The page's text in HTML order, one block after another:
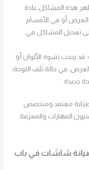
هذه المشاكل عادة
أو في الأقسام
إلى تعديل المشاكل في
يحدث تشوه الألوان أو
في حالة تلف اللوحة،
جديدة.
صيانة معتمد ومتخصص
المهارات والمعرفة
صيانة شاشات في باب